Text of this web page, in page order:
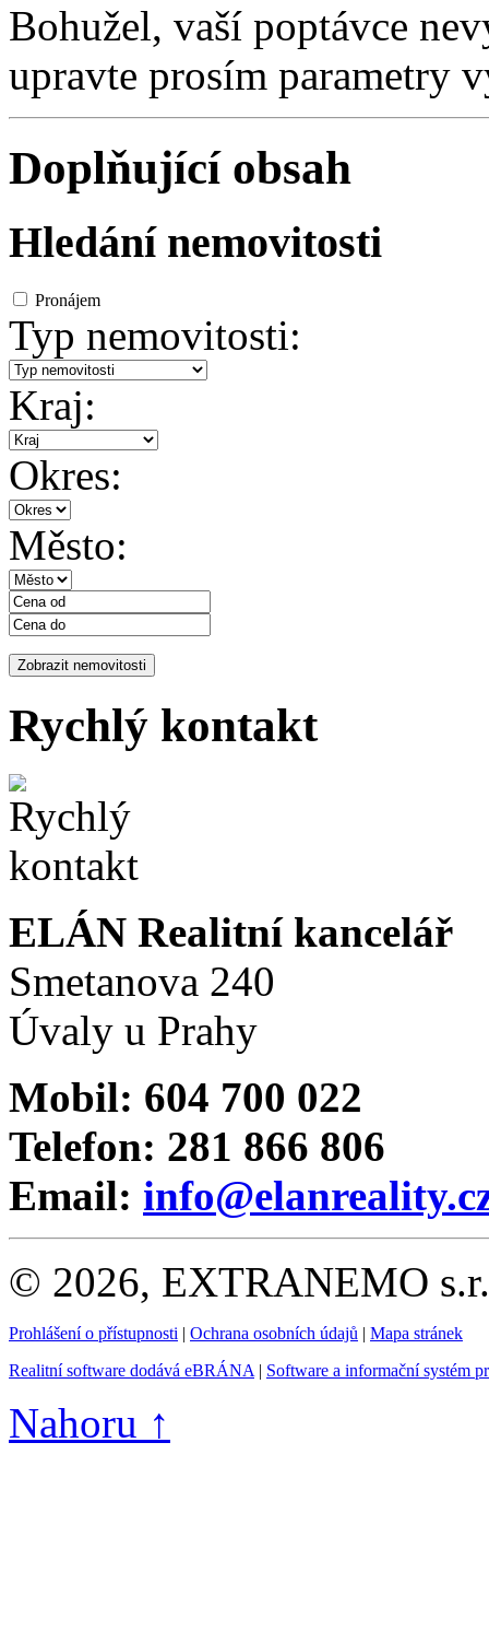
Bohužel, vaší poptávce
upravte prosím parametry
Doplňující obsah
Hledání nemovitosti
Pronájem
Typ nemovitosti:
Kraj:
Okres:
Město:
Rychlý kontakt
ELÁN Realitní kancelář
Smetanova 240
Úvaly u Prahy
Mobil: 604 700 022
Telefon: 281 866 806
Email:
© 2026, EXTRANEMO
Prohlášení o přístupnosti | Ochrana osobních údajů | Mapa stránek
Realitní software dodává eBRÁNA | Software a informační systém
Nahoru ↑